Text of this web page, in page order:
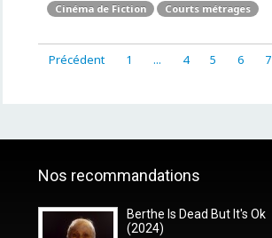
Cinéma de Fiction Courts métrages
Précédent 1 ... 4 5 6 7
Nos recommandations
Berthe Is Dead But It's Ok
(2024)